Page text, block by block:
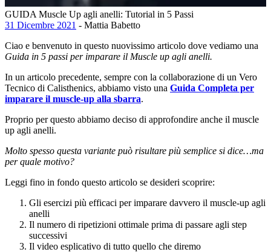
GUIDA Muscle Up agli anelli: Tutorial in 5 Passi
31 Dicembre 2021 - Mattia Babetto
Ciao e benvenuto in questo nuovissimo articolo dove vediamo una
Guida in 5 passi per imparare il Muscle up agli anelli.
In un articolo precedente, sempre con la collaborazione di un Vero
Tecnico di Calisthenics, abbiamo visto una Guida Completa per
imparare il muscle-up alla sbarra.
Proprio per questo abbiamo deciso di approfondire anche il muscle
up agli anelli.
Molto spesso questa variante può risultare più semplice si dice…ma
per quale motivo?
Leggi fino in fondo questo articolo se desideri scoprire:
Gli esercizi più efficaci per imparare davvero il muscle-up agli
anelli
Il numero di ripetizioni ottimale prima di passare agli step
successivi
Il video esplicativo di tutto quello che diremo